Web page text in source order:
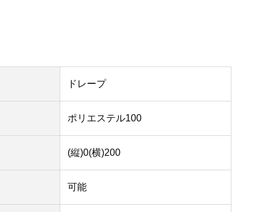
ドレープ
ポリエステル100
(縦)0(横)200
可能